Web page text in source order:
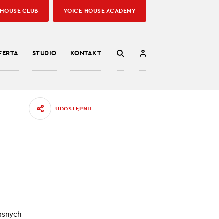
STUDIO KONTAKT
CLUB VOICE HOUSE ACADEMY
UDOSTĘPNIJ